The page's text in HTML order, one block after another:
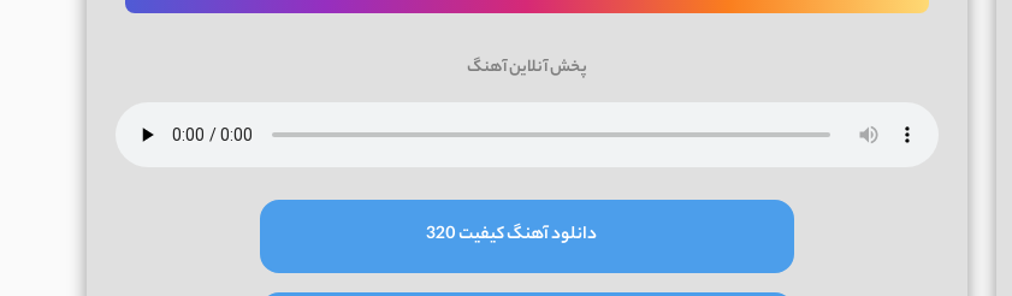
پخش آنلاین آهنگ
دانلود آهنگ کیفیت 320